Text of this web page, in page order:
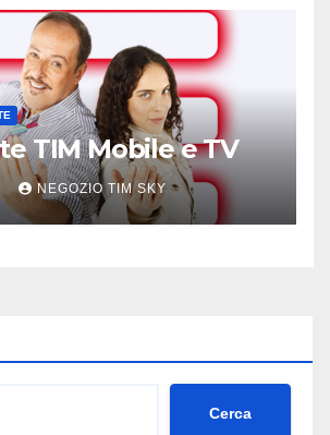
TIM Mobile e TV
NEGOZIO TIM SKY
Cerca